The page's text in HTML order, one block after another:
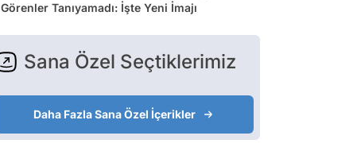
Görenler Tanıyamadı: İşte Yeni İmajı
Sana Özel Seçtiklerimiz
Daha Fazla Sana Özel İçerikler